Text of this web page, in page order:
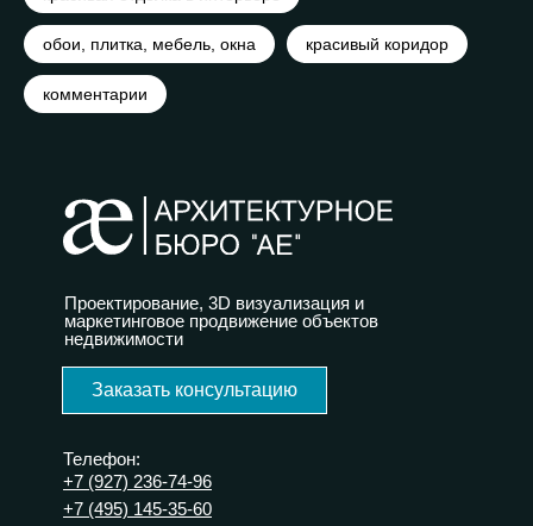
обои, плитка, мебель, окна красивый коридор
комментарии
Телефон:
+7 (927) 236-74-96
+7 (495) 145-35-60
Проектирование, 3D визуализация и
маркетинговое продвижение объектов
недвижимости
Заказать консультацию